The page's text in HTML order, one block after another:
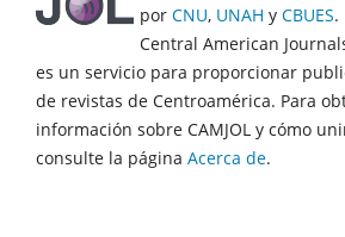
por CNU, UNAH y CBUES.
Central American
es un servicio para proporcionar
de revistas de Centroamérica. Para
información sobre CAMJOL y cómo
consulte la página Acerca de.